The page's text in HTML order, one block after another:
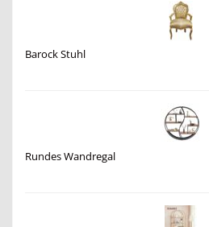
Barock Stuhl
Rundes Wandregal